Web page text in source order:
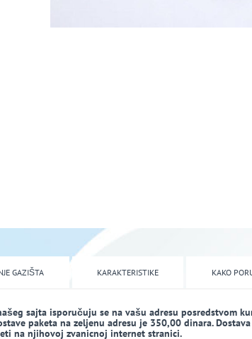
GAZIŠTA KARAKTERISTIKE KAKO
sajta isporučuju se na vašu adresu posredstvom
paketa na zeljenu adresu je 350,00 dinara.
na njihovoj zvanicnoj internet stranici.